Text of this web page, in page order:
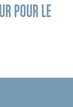
POUR LE